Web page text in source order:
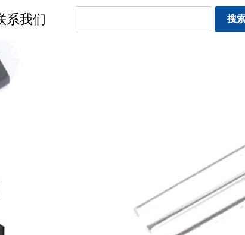
系我们 搜
器国产化格局